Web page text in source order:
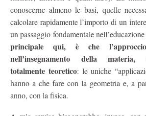
conoscerne almeno le basi, quelle
calcolare rapidamente l’importo di un
un passaggio fondamentale
principale qui, è che
nell’insegnamento della materia,
totalmente teoretico: le uniche
hanno a che fare con la geometria e, a
anno, con la fisica.